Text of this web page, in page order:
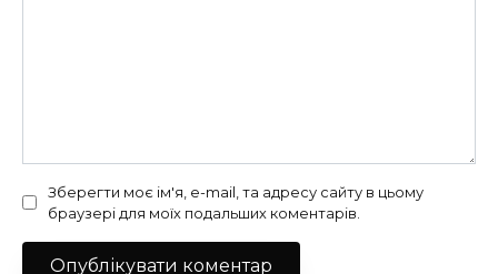
Зберегти моє ім'я, e-mail, та адресу сайту в цьому
браузері для моїх подальших коментарів.